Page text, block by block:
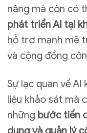
năng mà còn có
phát triển AI tại
hỗ trợ mạnh mẽ
và cộng đồng
Sự lạc quan về
liệu khảo sát mà
những bước tiến